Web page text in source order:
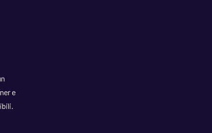
e